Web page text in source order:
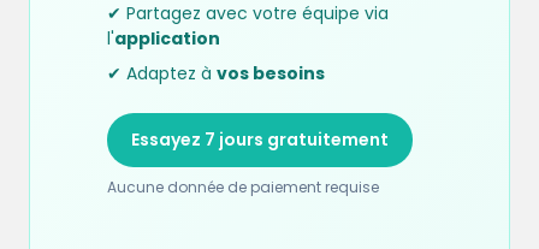
✔ Partagez avec votre équipe via
l'application
✔ Adaptez à vos besoins
Essayez 7 jours gratuitement
Aucune donnée de paiement requise